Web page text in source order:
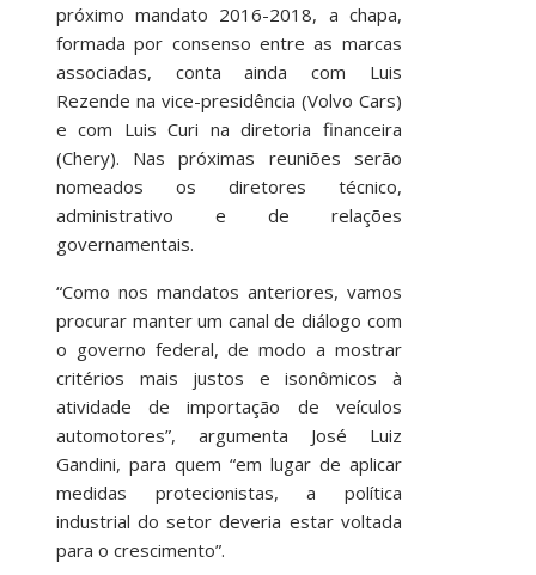
próximo mandato 2016-2018, a chapa,
formada por consenso entre as marcas
associadas, conta ainda com Luis
Rezende na vice-presidência (Volvo Cars)
e com Luis Curi na diretoria financeira
(Chery). Nas próximas reuniões serão
nomeados os diretores técnico,
administrativo e de relações
governamentais.
“Como nos mandatos anteriores, vamos
procurar manter um canal de diálogo com
o governo federal, de modo a mostrar
critérios mais justos e isonômicos à
atividade de importação de veículos
automotores”, argumenta José Luiz
Gandini, para quem “em lugar de aplicar
medidas protecionistas, a política
industrial do setor deveria estar voltada
para o crescimento”.